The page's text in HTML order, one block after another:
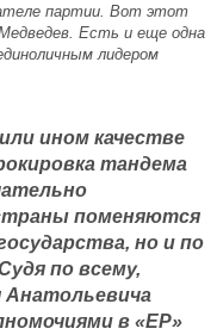
партии. Вот этот
Есть и еще одна
лидером
ином качестве
тандема
поменяются
но и по
по всему,
Анатольевича
в «ЕР»